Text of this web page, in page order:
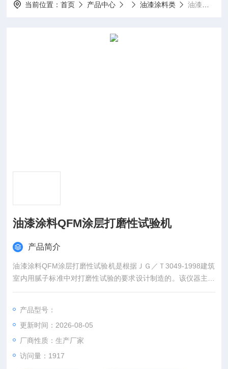
当前位置：首页 产品中心 油漆涂料类 油漆涂料QFM涂层打磨性试验机
油漆涂料QFM涂层打磨性试验机
产品简介
油漆涂料QFM涂层打磨性试验机是根据ＪＧ／Ｔ3049-1998建筑
室内用腻子标准中对打磨性试验的要求设计制造的。该仪器主要
适用于测定建筑物内墙、顶棚等室内用腻子的打磨性。
产品型号：
更新时间：2026-08-05
厂商性质：生产厂家
访问量：1917